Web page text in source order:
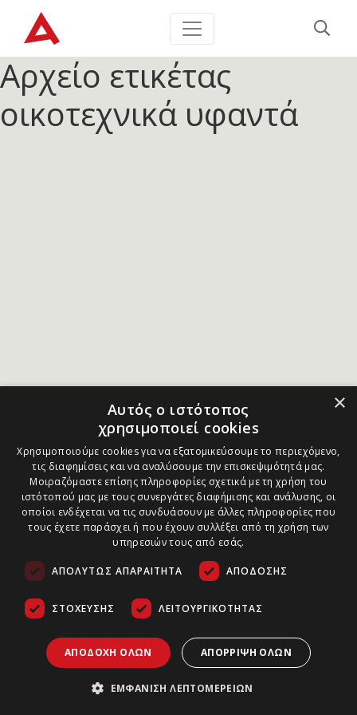
Αρχείο ετικέτας
οικοτεχνικά υφαντά
×
Αυτός ο ιστότοπος
χρησιμοποιεί cookies
Χρησιμοποιούμε cookies για να εξατομικεύσουμε το περιεχόμενο,
τις διαφημίσεις και να αναλύσουμε την επισκεψιμότητά μας.
Μοιραζόμαστε επίσης πληροφορίες σχετικά με τη χρήση του
ιστότοπού μας με τους συνεργάτες διαφήμισης και ανάλυσης, οι
οποίοι ενδέχεται να τις συνδυάσουν με άλλες πληροφορίες που
τους έχετε παράσχει ή που έχουν συλλέξει από τη χρήση των
υπηρεσιών τους από εσάς.
ΑΠΟΛΎΤΩΣ ΑΠΑΡΑΊΤΗΤΑ ΑΠΌΔΟΣΗΣ
ΣΤΌΧΕΥΣΗΣ ΛΕΙΤΟΥΡΓΙΚΌΤΗΤΑΣ
ΑΠΟΔΟΧΉ ΌΛΩΝ ΑΠΌΡΡΙΨΗ ΌΛΩΝ
ΕΜΦΆΝΙΣΗ ΛΕΠΤΟΜΕΡΕΙΏΝ